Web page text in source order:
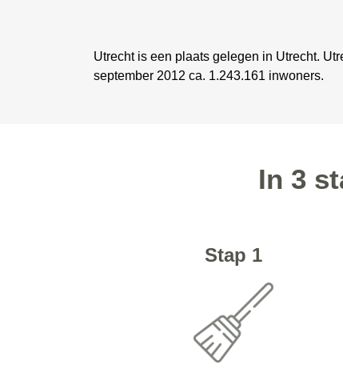
Utrecht is een plaats gelegen in Utrecht.
september 2012 ca. 1.243.161 inwoners.
In 3
Stap 1